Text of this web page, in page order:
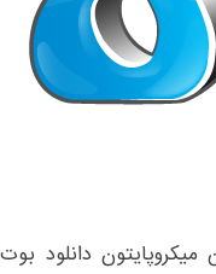
میکروپایتون دانلود